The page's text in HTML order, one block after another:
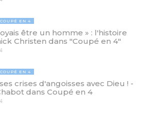
COUPÉ EN 4
être un homme » : l'histoire
Christen dans "Coupé en 4"
COUPÉ EN 4
crises d'angoisses avec Dieu ! -
dans Coupé en 4